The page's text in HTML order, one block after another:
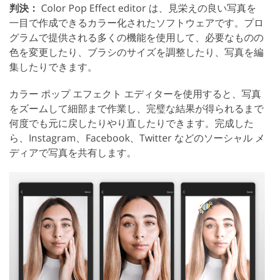
判決： Color Pop Effect editor は、見栄えの良い写真を
一目で作成できるカラー化されたソフトウェアです。プロ
グラムで提供される多くの機能を使用して、必要なものの
色を変更したり、ブラシのサイズを調整したり、写真を編
集したりできます。
カラー ポップ エフェクト エディターを使用すると、写真
をズームして細部まで作業し、完璧な結果が得られるまで
何度でも元に戻したりやり直したりできます。完成した
ら、Instagram、Facebook、Twitter などのソーシャル メ
ディアで写真を共有します。